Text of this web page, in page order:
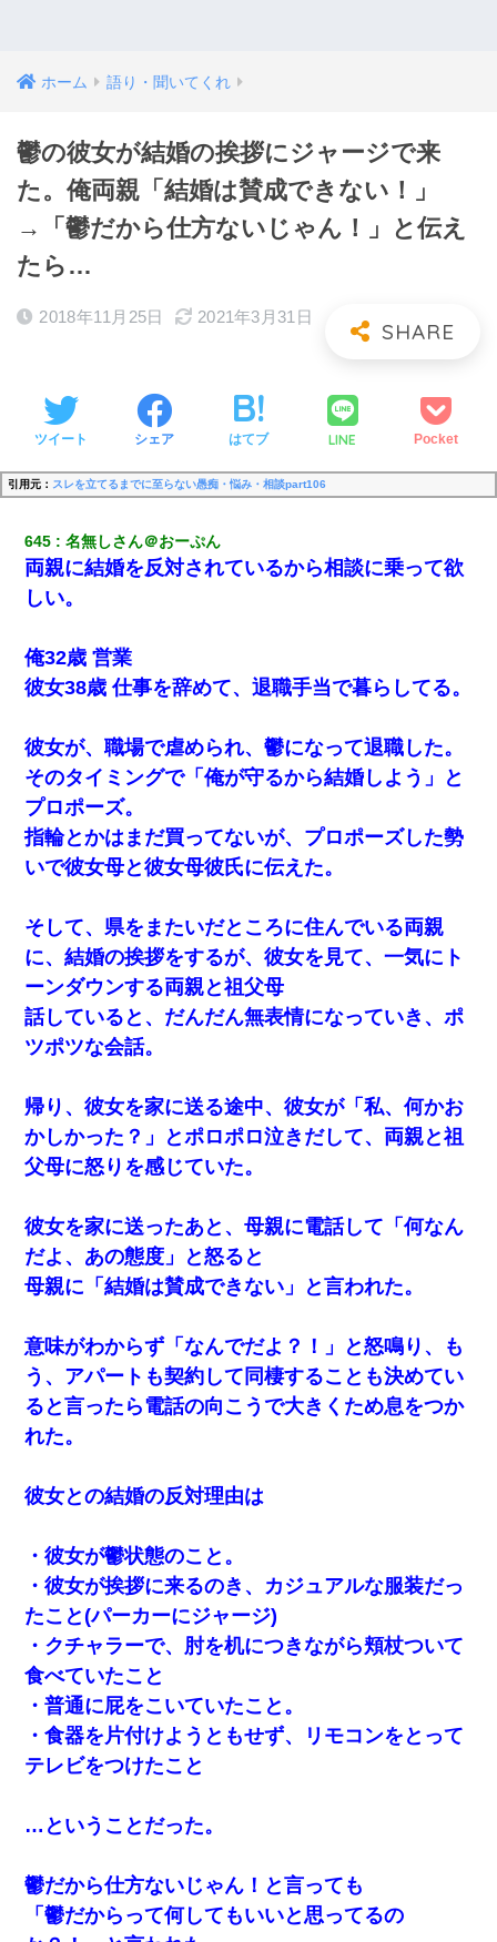
ホーム 語り・聞いてくれ
鬱の彼女が結婚の挨拶にジャージで来
た。俺両親「結婚は賛成できない！」
→「鬱だから仕方ないじゃん！」と伝え
たら…
2018年11月25日 2021年3月31日
ツイート シェア はてブ LINE Pocket
引用元： スレを立てるまでに至らない愚痴・悩み・相談part106
645 名無しさん＠おーぷん
両親に結婚を反対されているから相談に乗って欲
しい。
俺32歳 営業
彼女38歳 仕事を辞めて、退職手当で暮らしてる。
彼女が、職場で虐められ、鬱になって退職した。
そのタイミングで「俺が守るから結婚しよう」と
プロポーズ。
指輪とかはまだ買ってないが、プロポーズした勢
いで彼女母と彼女母彼氏に伝えた。
そして、県をまたいだところに住んでいる両親
に、結婚の挨拶をするが、彼女を見て、一気にト
ーンダウンする両親と祖父母
話していると、だんだん無表情になっていき、ポ
ツポツな会話。
帰り、彼女を家に送る途中、彼女が「私、何かお
かしかった？」とポロポロ泣きだして、両親と祖
父母に怒りを感じていた。
彼女を家に送ったあと、母親に電話して「何なん
だよ、あの態度」と怒ると
母親に「結婚は賛成できない」と言われた。
意味がわからず「なんでだよ？！」と怒鳴り、も
う、アパートも契約して同棲することも決めてい
ると言ったら電話の向こうで大きくため息をつか
れた。
彼女との結婚の反対理由は
・彼女が鬱状態のこと。
・彼女が挨拶に来るのき、カジュアルな服装だっ
たこと(パーカーにジャージ)
・クチャラーで、肘を机につきながら頬杖ついて
食べていたこと
・普通に屁をこいていたこと。
・食器を片付けようともせず、リモコンをとって
テレビをつけたこと
…ということだった。
鬱だから仕方ないじゃん！と言っても
「鬱だからって何してもいいと思ってるの